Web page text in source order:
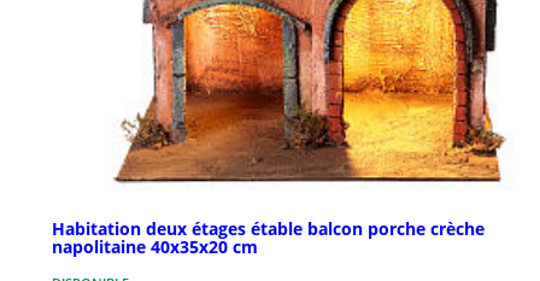
Habitation deux étages étable balcon porche crèche
napolitaine 40x35x20 cm